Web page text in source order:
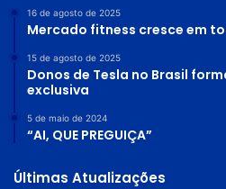
16 de agosto de 2025
Mercado fitness cresce em
15 de agosto de 2025
Donos de Tesla no Brasil
exclusiva
5 de maio de 2024
“AI, QUE PREGUIÇA”
Últimas Atualizações